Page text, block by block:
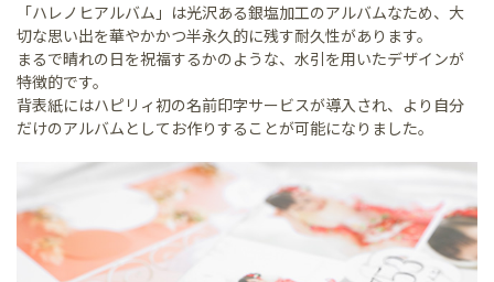
「ハレノヒアルバム」は光沢ある銀塩加工のアルバムなため、大
切な思い出を華やかかつ半永久的に残す耐久性があります。
まるで晴れの日を祝福するかのような、水引を用いたデザインが
特徴的です。
背表紙にはハピリィ初の名前印字サービスが導入され、より自分
だけのアルバムとしてお作りすることが可能になりました。